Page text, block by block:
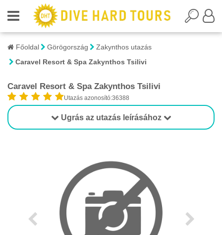
Főoldal Görögország
Zakynthos utazás
Caravel Resort & Spa Zakynthos Tsilivi
Caravel Resort & Spa Zakynthos Tsilivi
Utazás azonosító:36388
Ugrás az utazás leírásához